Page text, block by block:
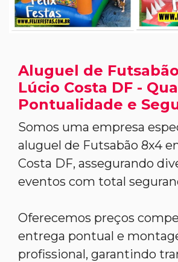
Aluguel de
Lúcio Costa DF -
Pontualidade e
Somos uma empresa
aluguel de Futsabão 8x4
Costa DF, assegurando
eventos com total
Oferecemos preços
entrega pontual e
profissional, garantindo